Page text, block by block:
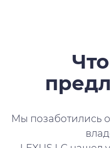
Мы позаботились